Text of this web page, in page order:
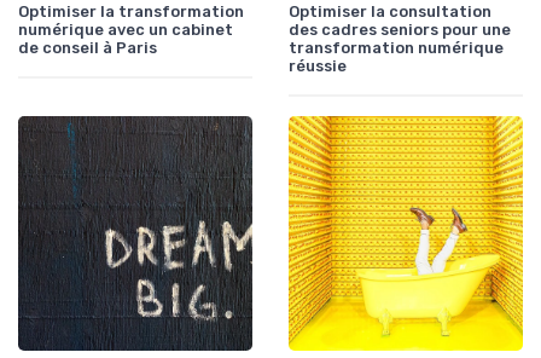
Optimiser la transformation
numérique avec un cabinet
de conseil à Paris
Optimiser la consultation
des cadres seniors pour une
transformation numérique
réussie